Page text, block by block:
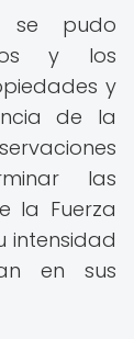
se pudo
y los
y
de la
las
la Fuerza
intensidad
en sus